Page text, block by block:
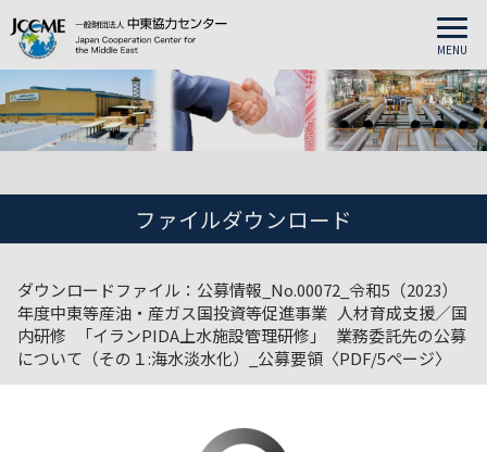
MENU
ファイルダウンロード
ダウンロードファイル：公募情報_No.00072_令和5（2023）
年度中東等産油・産ガス国投資等促進事業 人材育成支援／国
内研修 「イランPIDA上水施設管理研修」 業務委託先の公募
について（その１:海水淡水化）_公募要領〈PDF/5ページ〉